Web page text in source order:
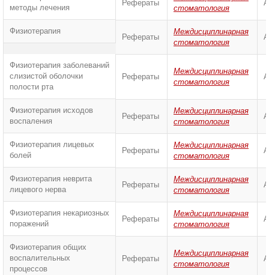
методы лечения
Рефераты
стоматология
Физиотерапия
Рефераты
Междисциплинарная
стоматология
Физиотерапия заболеваний
слизистой оболочки
полости рта
Рефераты
Междисциплинарная
стоматология
Физиотерапия исходов
воспаления
Рефераты
Междисциплинарная
стоматология
Физиотерапия лицевых
болей
Рефераты
Междисциплинарная
стоматология
Физиотерапия неврита
лицевого нерва
Рефераты
Междисциплинарная
стоматология
Физиотерапия некариозных
поражений
Рефераты
Междисциплинарная
стоматология
Физиотерапия общих
воспалительных
процессов
Рефераты
Междисциплинарная
стоматология